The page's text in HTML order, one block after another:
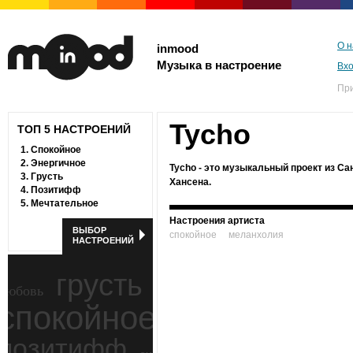
inmood
Музыка в настроение
О
ТОП 5 НАСТРОЕНИЙ
1. Спокойное
2. Энергичное
3. Грусть
4. Позитифф
5. Мечтательное
ВЫБОР
НАСТРОЕНИЙ
грусть
Tycho
Tycho - это музыкальный проект из
Хансена.
Настроения артиста
спокойное
меланхолия